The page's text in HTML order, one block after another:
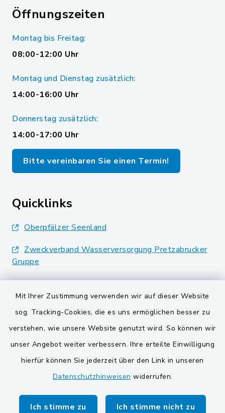
Mit Ihrer Zustimmung verwenden wir auf dieser Website
sog. Tracking-Cookies, die es uns ermöglichen besser zu
verstehen, wie unsere Website genutzt wird. So können wir
unser Angebot weiter verbessern. Ihre erteilte Einwilligung
hierfür können Sie jederzeit über den Link in unseren
Datenschutzhinweisen widerrufen.
Ich stimme zu Ich stimme nicht zu
Öffnungszeiten
Montag bis Freitag:
08:00-12:00 Uhr
Montag und Dienstag zusätzlich:
14:00-16:00 Uhr
Donnerstag zusätzlich:
14:00-17:00 Uhr
Bitte vereinbaren Sie einen Termin!
Quicklinks
Oberpfälzer Seenland
Zweckverband Wasserversorgung Pretzabrucker
Gruppe
Landkreis Schwandorf
VG und Gemeinden
Gemeinde Schwarzach bei Nabburg
Gemeinde Stulln
Verwaltungsgemeinschaft Schwarzenfeld